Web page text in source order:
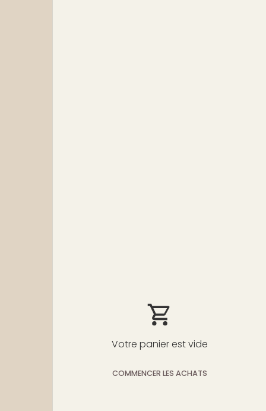
Votre panier est vide
COMMENCER LES ACHATS